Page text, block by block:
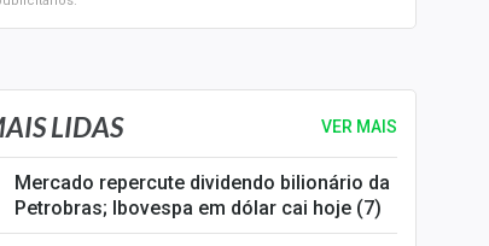
SELIC em 14%: A repercussão da decisão sobre os JUROS
LIDAS VER MAIS
Mercado repercute dividendo bilionário da
Petrobras; Ibovespa em dólar cai hoje (7)